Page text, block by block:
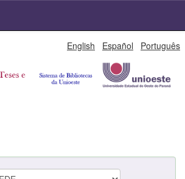
English Español Português